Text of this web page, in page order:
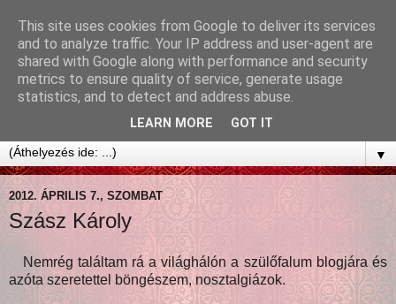
▼
2012. ÁPRILIS 7., SZOMBAT
Szász Károly
Nemrég találtam rá a világhálón a szülőfalum blogjára és
azóta szeretettel böngészem, nosztalgiázok.
This site uses cookies from Google to deliver its services
and to analyze traffic. Your IP address and user-agent are
shared with Google along with performance and security
metrics to ensure quality of service, generate usage
statistics, and to detect and address abuse.
LEARN MORE GOT IT